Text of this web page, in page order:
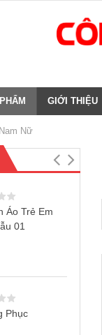
GIỚI THIỆU
Nữ
Áo Trẻ Em
01
Phục